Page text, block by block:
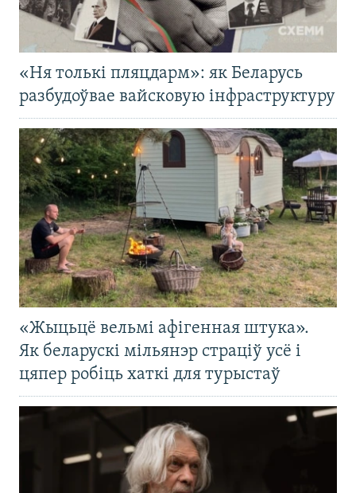
«Ня толькі пляцдарм»: як Беларусь
разбудоўвае вайсковую інфраструктуру
«Жыцьцё вельмі афігенная штука».
Як беларускі мільянэр страціў усё і
цяпер робіць хаткі для турыстаў